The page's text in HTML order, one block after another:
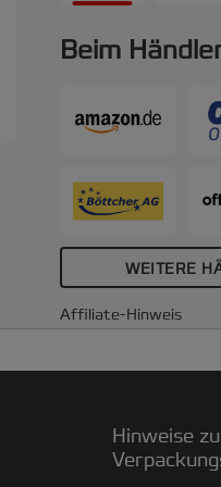
Beim
WEITERE
Affiliate-Hinweis
Hinweise